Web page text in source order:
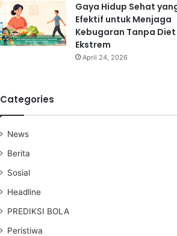
Gaya Hidup Sehat
Efektif untuk Menjaga
Kebugaran Tanpa Diet
Ekstrem
April 24, 2026
Categories
News
Berita
Sosial
Headline
PREDIKSI BOLA
Peristiwa